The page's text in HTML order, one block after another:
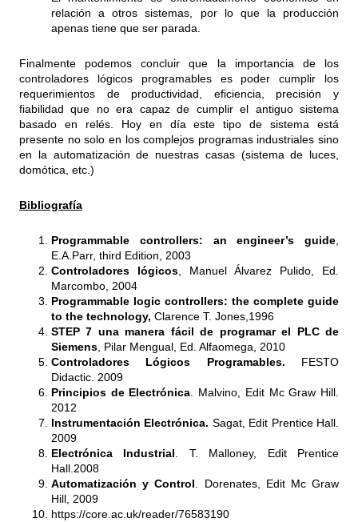
relación a otros sistemas, por lo que la producción
apenas tiene que ser parada.
Finalmente podemos concluir que la importancia de los
controladores lógicos programables es poder cumplir los
requerimientos de productividad, eficiencia, precisión y
fiabilidad que no era capaz de cumplir el antiguo sistema
basado en relés. Hoy en día este tipo de sistema está
presente no solo en los complejos programas industriales sino
en la automatización de nuestras casas (sistema de luces,
domótica, etc.)
Bibliografía
Programmable controllers: an engineer’s guide
E.A.Parr, third Edition, 2003
Controladores lógicos, Manuel Álvarez Pulido, Ed.
Marcombo, 2004
Programmable logic controllers: the complete guide
to the technology, Clarence T. Jones,1996
STEP 7 una manera fácil de programar el PLC de
Siemens , Pilar Mengual, Ed. Alfaomega, 2010
Controladores Lógicos Programables. FESTO
Didactic. 2009
Principios de Electrónica . Malvino, Edit Mc Graw Hill.
2012
Instrumentación Electrónica. Sagat, Edit Prentice Hall.
2009
Electrónica Industrial . T. Malloney, Edit Prentice
Hall.2008
Automatización y Control . Dorenates, Edit Mc Graw
Hill, 2009
https://core.ac.uk/reader/76583190